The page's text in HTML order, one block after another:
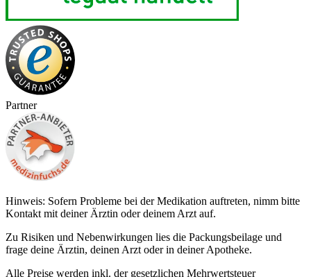
Partner
Hinweis: Sofern Probleme bei der Medikation auftreten, nimm bitte
Kontakt mit deiner Ärztin oder deinem Arzt auf.
Zu Risiken und Nebenwirkungen lies die Packungsbeilage und
frage deine Ärztin, deinen Arzt oder in deiner Apotheke.
Alle Preise werden inkl. der gesetzlichen Mehrwertsteuer